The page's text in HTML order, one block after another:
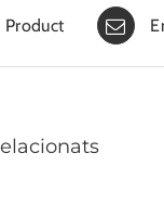
Product